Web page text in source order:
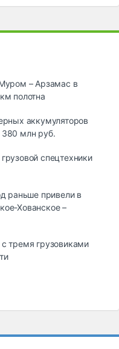
– Арзамас в
полотна
аккумуляторов
380 млн руб.
спецтехники
раньше привели в
Хованское –
тремя грузовиками